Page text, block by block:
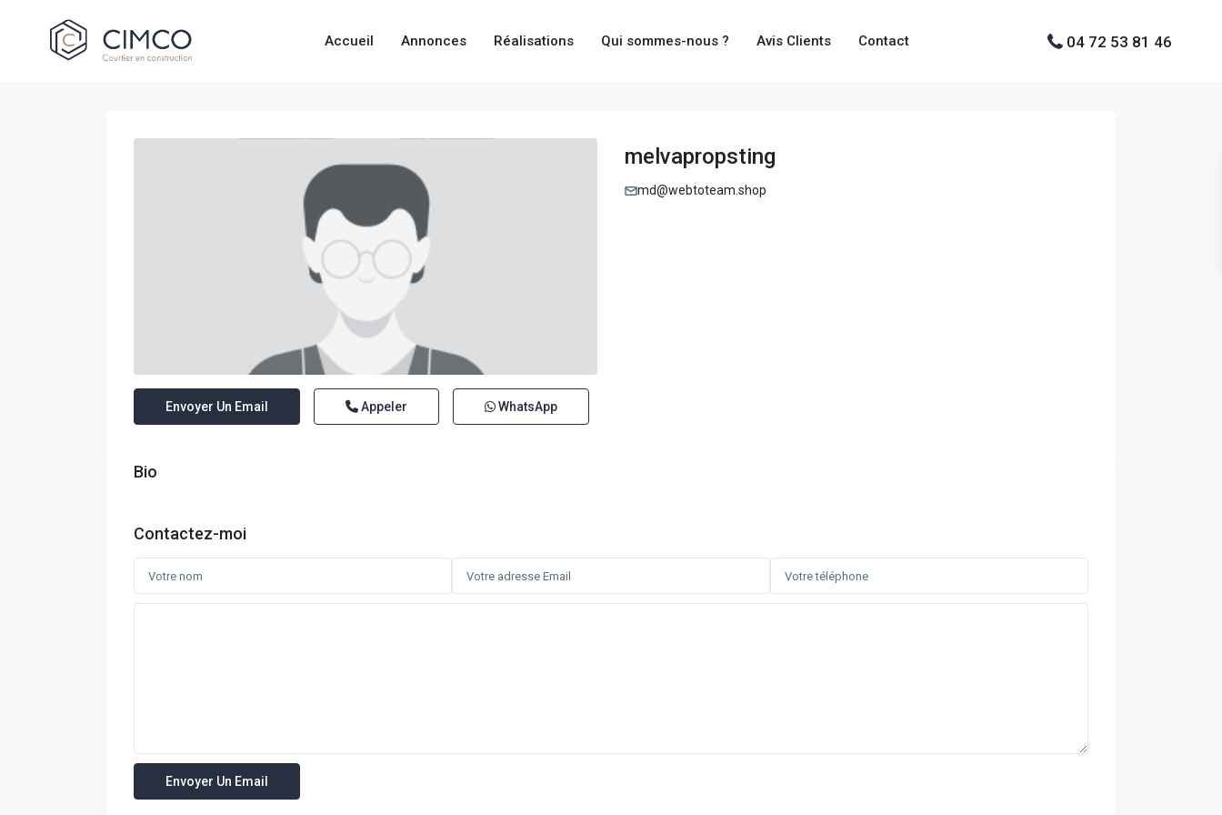
Accueil Annonces Réalisations Qui sommes-nous ? Avis Clients Contact 04 72 53 81 46
melvapropsting
md@webtoteam.shop
Envoyer Un Email Appeler WhatsApp
Bio
Contactez-moi